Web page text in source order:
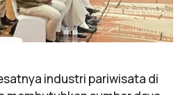
industri pariwisata di